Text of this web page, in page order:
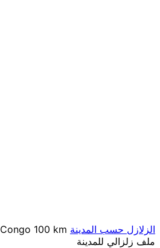
الزلازل حسب المدينة Congo 100 km
ملف زلزالي للمدينة